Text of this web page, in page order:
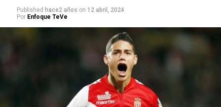
Published hace2 años on 12 abril, 2024
Por Enfoque TeVe